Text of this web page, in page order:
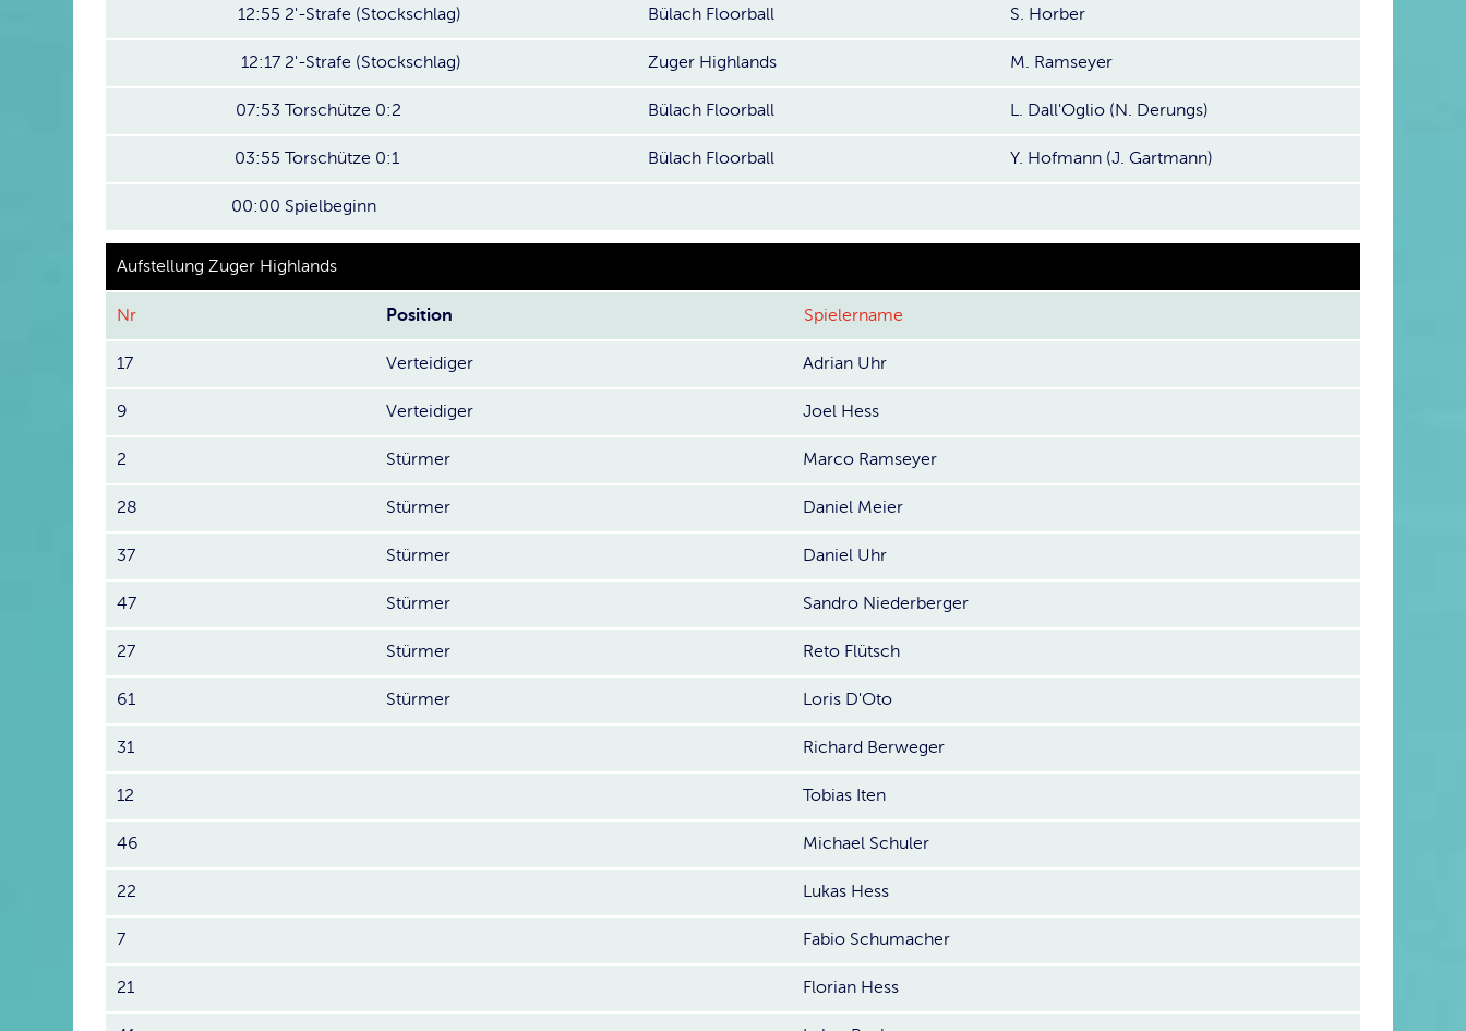
12:55 2'-Strafe (Stockschlag) Bülach Floorball S. Horber
12:17 2'-Strafe (Stockschlag) Zuger Highlands M. Ramseyer
07:53 Torschütze 0:2 Bülach Floorball L. Dall'Oglio (N. Derungs)
03:55 Torschütze 0:1 Bülach Floorball Y. Hofmann (J. Gartmann)
00:00 Spielbeginn
Aufstellung Zuger Highlands
Nr Position Spielername
17 Verteidiger Adrian Uhr
9 Verteidiger Joel Hess
2 Stürmer Marco Ramseyer
28 Stürmer Daniel Meier
37 Stürmer Daniel Uhr
47 Stürmer Sandro Niederberger
27 Stürmer Reto Flütsch
61 Stürmer Loris D'Oto
31 Richard Berweger
12 Tobias Iten
46 Michael Schuler
22 Lukas Hess
7 Fabio Schumacher
21 Florian Hess